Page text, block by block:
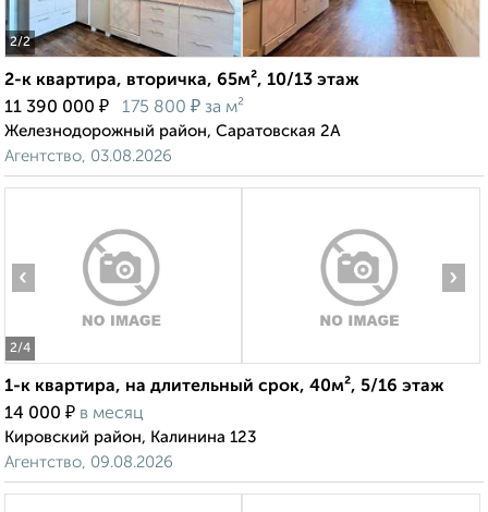
2/2
2-к квартира, вторичка, 65м², 10/13 этаж
11 390 000 ₽ 175 800 ₽ за м²
Железнодорожный район, Саратовская 2А
Агентство, 03.08.2026
2/4
‹ ›
1-к квартира, на длительный срок, 40м², 5/16 этаж
14 000 ₽ в месяц
Кировский район, Калинина 123
Агентство, 09.08.2026